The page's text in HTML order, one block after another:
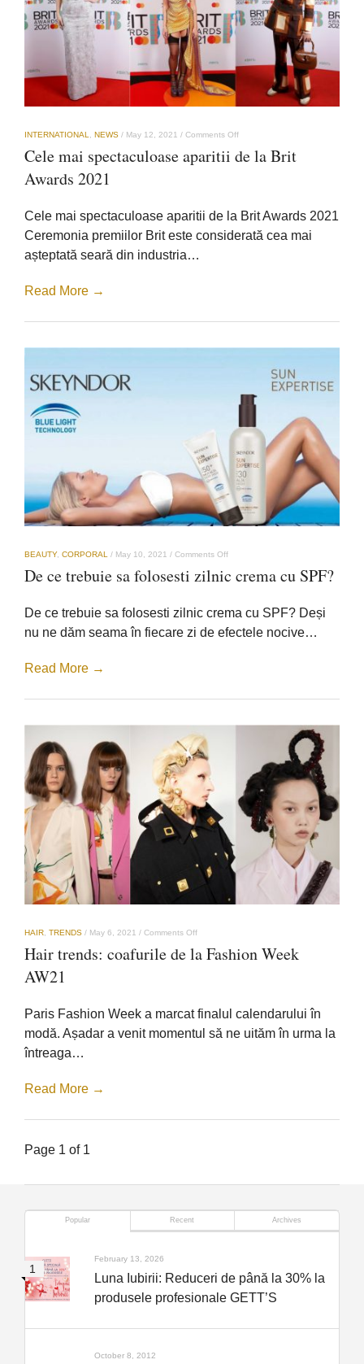
INTERNATIONAL NEWS / May 12, 2021 / Comments Offon
mai
Brit
Awards
Cele mai spectaculoase aparitii de la Brit
Awards 2021
Cele mai spectaculoase aparitii de la Brit Awards 2021
Ceremonia premiilor Brit este considerată cea mai
așteptată seară din industria…
Read More →
BEAUTY, CORPORAL / May 10, 2021 / Comments Offon
ce
folosesti
zilnic
crema
De ce trebuie sa folosesti zilnic crema cu SPF?
De ce trebuie sa folosesti zilnic crema cu SPF? Deși
nu ne dăm seama în fiecare zi de efectele nocive…
Read More →
HAIR TRENDS / May 6, 2021 / Comments Offon
trends:
Week
AW21
Hair trends: coafurile de la Fashion Week
AW21
Paris Fashion Week a marcat finalul calendarului în
modă. Așadar a venit momentul să ne uităm în urma la
întreaga…
Read More →
Page 1 of 1
Popular Recent Archives
February 13, 2026
Luna Iubirii: Reduceri de până la 30% la
produsele profesionale GETT’S
October 8, 2012